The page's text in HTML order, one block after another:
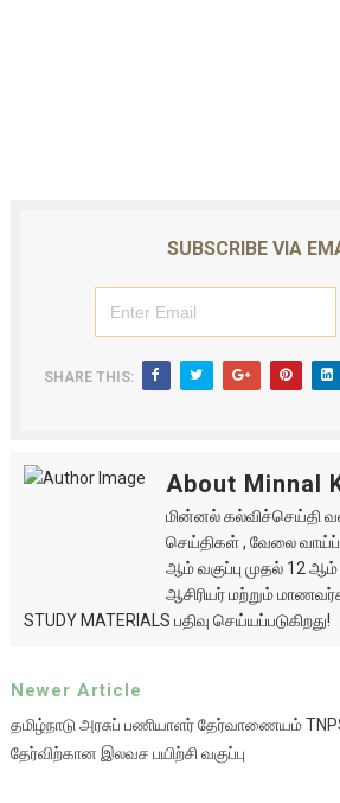
SUBSCRIBE VIA
SHARE THIS:
About Minnal
மின்னல் கல்விச்செய்தி
செய்திகள் , வேலை
ஆம் வகுப்பு முதல் 12
ஆசிரியர் மற்றும்
STUDY MATERIALS பதிவு செய்யப்படுகிறது!
Newer Article
தமிழ்நாடு அரசுப் பணியாளர் தேர்வாணையம்
தேர்விற்கான இலவச பயிற்சி வகுப்பு